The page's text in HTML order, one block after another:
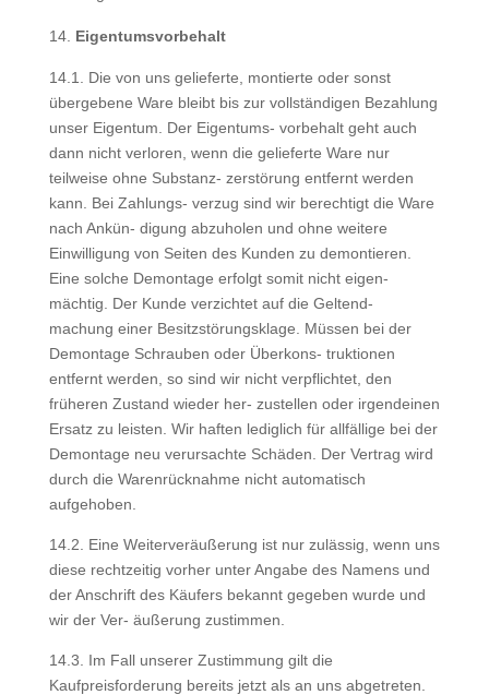
Eigentumsvorbehalt
14.1. Die von uns gelieferte, montierte oder sonst
übergebene Ware bleibt bis zur vollständigen Bezahlung
unser Eigentum. Der Eigentums- vorbehalt geht auch
dann nicht verloren, wenn die gelieferte Ware nur
teilweise ohne Substanz- zerstörung entfernt werden
kann. Bei Zahlungs- verzug sind wir berechtigt die Ware
nach Ankün- digung abzuholen und ohne weitere
Einwilligung von Seiten des Kunden zu demontieren.
Eine solche Demontage erfolgt somit nicht eigen-
mächtig. Der Kunde verzichtet auf die Geltend-
machung einer Besitzstörungsklage. Müssen bei der
Demontage Schrauben oder Überkons- truktionen
entfernt werden, so sind wir nicht verpflichtet, den
früheren Zustand wieder her- zustellen oder irgendeinen
Ersatz zu leisten. Wir haften lediglich für allfällige bei der
Demontage neu verursachte Schäden. Der Vertrag wird
durch die Warenrücknahme nicht automatisch
aufgehoben.
14.2. Eine Weiterveräußerung ist nur zulässig, wenn uns
diese rechtzeitig vorher unter Angabe des Namens und
der Anschrift des Käufers bekannt gegeben wurde und
wir der Ver- äußerung zustimmen.
14.3. Im Fall unserer Zustimmung gilt die
Kaufpreisforderung bereits jetzt als an uns abgetreten.